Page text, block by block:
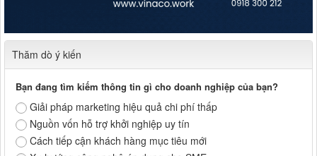
Thăm dò ý kiến
Bạn đang tìm kiếm thông tin gì cho doanh nghiệp của bạn?
Giải pháp marketing hiệu quả chi phí thấp
Nguồn vốn hỗ trợ khởi nghiệp uy tín
Cách tiếp cận khách hàng mục tiêu mới